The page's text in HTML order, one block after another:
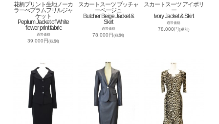
花柄プリント生地ノーカ
ラーぺプラムフリルジャ
ケット
Peplum Jacket of White
flower print fabric
通常価格
39,000円(税別)
スカートスーツ ブッチャ
ーベージュ
Butcher Beige Jacket &
Skirt
通常価格
78,000円(税別)
スカートスーツ アイボリ
ー
Ivory Jacket & Skirt
通常価格
78,000円(税別)